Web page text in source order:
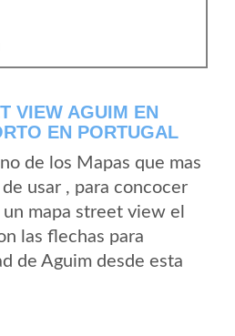
VIEW AGUIM EN
EN PORTUGAL
de los Mapas que mas
usar , para concocer
mapa street view el
las flechas para
de Aguim desde esta